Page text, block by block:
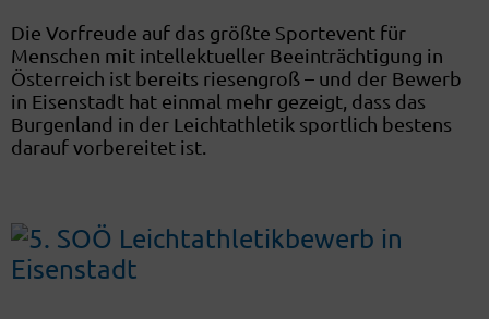
Die Vorfreude auf das größte Sportevent für
Menschen mit intellektueller Beeinträchtigung in
Österreich ist bereits riesengroß – und der Bewerb
in Eisenstadt hat einmal mehr gezeigt, dass das
Burgenland in der Leichtathletik sportlich bestens
darauf vorbereitet ist.